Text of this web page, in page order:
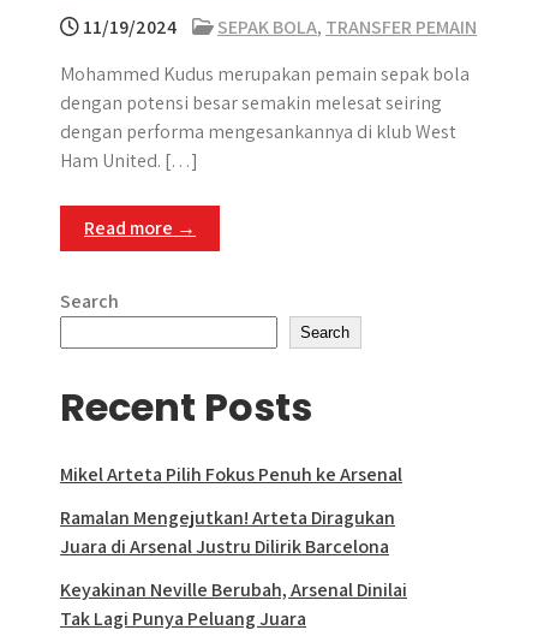
11/19/2024 SEPAK BOLA, TRANSFER PEMAIN
Mohammed Kudus merupakan pemain sepak bola
dengan potensi besar semakin melesat seiring
dengan performa mengesankannya di klub West
Ham United. […]
Read more →
Search
Search
Recent Posts
Mikel Arteta Pilih Fokus Penuh ke Arsenal
Ramalan Mengejutkan! Arteta Diragukan
Juara di Arsenal Justru Dilirik Barcelona
Keyakinan Neville Berubah, Arsenal Dinilai
Tak Lagi Punya Peluang Juara